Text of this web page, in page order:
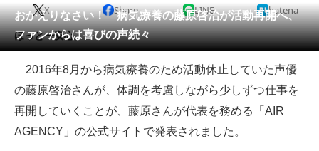
会員記事
メディア
注目記事を集めた総合ページ
ITの今と未来を見通す
スマホと通信の最新トレンド
おかえりなさい！ 病気療養の藤原啓治が活動再開へ、
ファンからは喜びの声続々
X Share LINE hatena
ほっと一安心。
2016年8月から病気療養のため活動休止していた声優
の藤原啓治さんが、体調を考慮しながら少しずつ仕事を
再開していくことが、藤原さんが代表を務める「AIR
AGENCY」の公式サイトで発表されました。